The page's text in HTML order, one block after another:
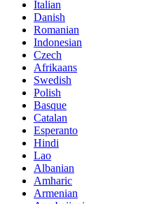
Italian
Danish
Romanian
Indonesian
Czech
Afrikaans
Swedish
Polish
Basque
Catalan
Esperanto
Hindi
Lao
Albanian
Amharic
Armenian